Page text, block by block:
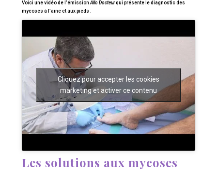
Voici une vidéo de l’émission Allo Docteurqui présente le diagnostic des
mycoses à l’aine et aux pieds :
Cliquez pour accepter les cookies
marketing et activer ce contenu
Les solutions aux mycoses